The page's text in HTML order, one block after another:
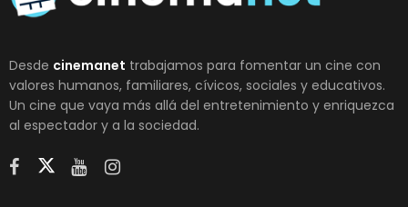
Desde cinemanet trabajamos para fomentar un cine con
valores humanos, familiares, cívicos, sociales y educativos.
Un cine que vaya más allá del entretenimiento y enriquezca
al espectador y a la sociedad.